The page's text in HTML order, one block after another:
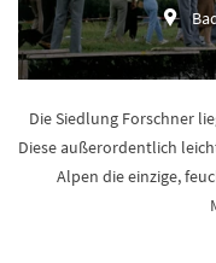
Die Siedlung Forschner
Diese außerordentlich
Alpen die einzige,